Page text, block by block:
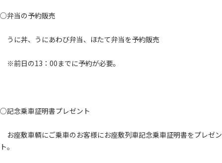
○弁当の予約販売
うに丼、うにあわび弁当、ほたて弁当を予約販売
※前日の13：00までに予約が必要。
○記念乗車証明書プレゼント
お座敷車輌にご乗車のお客様にお座敷列車記念乗車証明書をプレゼン
ト。